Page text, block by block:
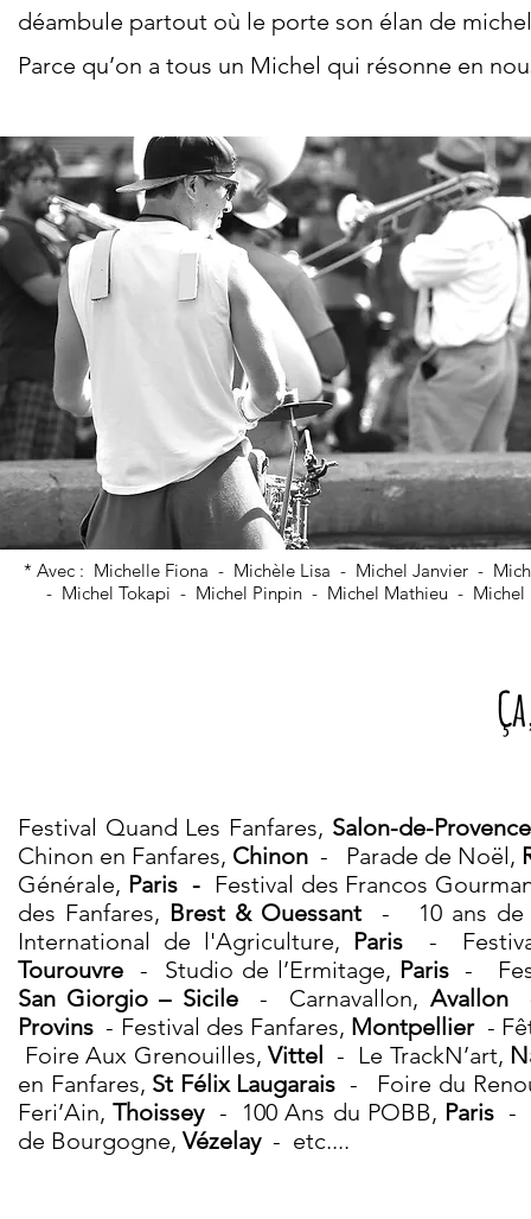
déambule partout où le porte son élan de
Parce qu’on a tous un Michel qui résonne en
* Avec : Michelle Fiona - Michèle Lisa - Michel Janvier -
- Michel Tokapi - Michel Pinpin - Michel Mathieu -
Festival Quand Les Fanfares, Salon-de-Provence
Chinon en Fanfares, Chinon - Parade de Noël,
Générale, Paris - Festival des Francos
des Fanfares, Brest & Ouessant - 10 ans de
International de l'Agriculture, Paris- Festival
Tourouvre - Studio de l’Ermitage, Paris-
San Giorgio – Sicile- Carnavallon, Avallon-
Provins - Festival des Fanfares, Montpellier-
Foire Aux Grenouilles,Vittel - Le TrackN’art,
en Fanfares, St Félix Laugarais - Foire du
Feri’Ain,Thoissey- 100 Ans du POBB, Paris -
de Bourgogne, Vézelay - etc....